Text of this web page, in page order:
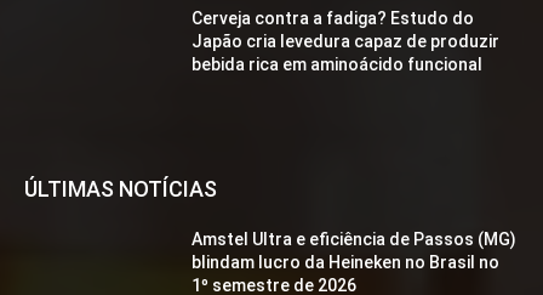
Cerveja contra a fadiga? Estudo do
Japão cria levedura capaz de produzir
bebida rica em aminoácido funcional
ÚLTIMAS NOTÍCIAS
Amstel Ultra e eficiência de Passos (MG)
blindam lucro da Heineken no Brasil no
1º semestre de 2026